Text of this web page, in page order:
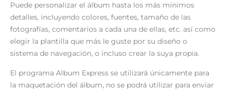
Puede personalizar el álbum hasta los más mínimos
detalles, incluyendo colores, fuentes, tamaño de las
fotografías, comentarios a cada una de ellas, etc. así como
elegir la plantilla que más le guste por su diseño o
sistema de navegación, o incluso crear la suya propia.
El programa Album Express se utilizará únicamente para
la maquetación del álbum, no se podrá utilizar para enviar